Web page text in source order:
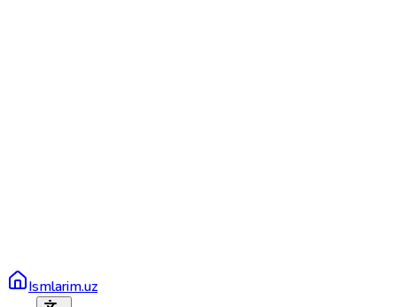
Ismlarim.uz